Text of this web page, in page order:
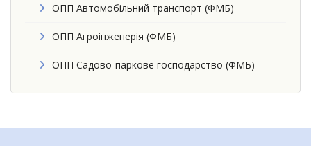
ОПП Автомобільний транспорт (ФМБ)
ОПП Агроінженерія (ФМБ)
ОПП Садово-паркове господарство (ФМБ)